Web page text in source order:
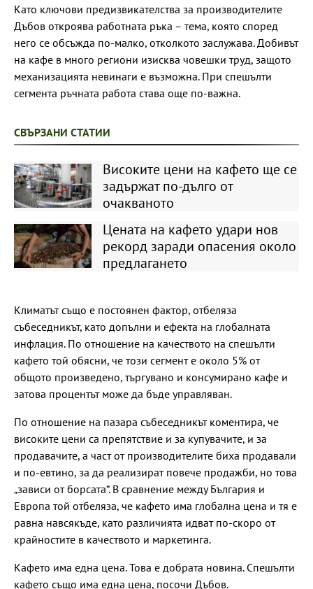
Като ключови предизвикателства за производителите
Дъбов откроява работната ръка – тема, която според
него се обсъжда по-малко, отколкото заслужава. Добивът
на кафе в много региони изисква човешки труд, защото
механизацията невинаги е възможна. При спешълти
сегмента ръчната работа става още по-важна.
СВЪРЗАНИ СТАТИИ
Високите цени на кафето ще се
задържат по-дълго от
очакваното
Цената на кафето удари нов
рекорд заради опасения около
предлагането
Климатът също е постоянен фактор, отбеляза
събеседникът, като допълни и ефекта на глобалната
инфлация. По отношение на качеството на спешълти
кафето той обясни, че този сегмент е около 5% от
общото произведено, търгувано и консумирано кафе и
затова процентът може да бъде управляван.
По отношение на пазара събеседникът коментира, че
високите цени са препятствие и за купувачите, и за
продавачите, а част от производителите биха продавали
и по-евтино, за да реализират повече продажби, но това
„зависи от борсата“. В сравнение между България и
Европа той отбеляза, че кафето има глобална цена и тя е
равна навсякъде, като различията идват по-скоро от
крайностите в качеството и маркетинга.
Кафето има една цена. Това е добрата новина. Спешълти
кафето също има една цена, посочи Дъбов.